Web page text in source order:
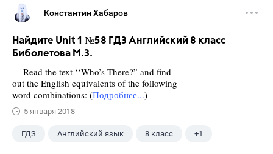
Константин Хабаров
Найдите Unit 1 №58 ГДЗ Английский 8 класс
Биболетова М.З.
Read the text ‘‘Who’s There?” and find
out the English equivalents of the following
word combinations: (Подробнее...)
5 января 2018
ГДЗ Английский язык 8 класс +1